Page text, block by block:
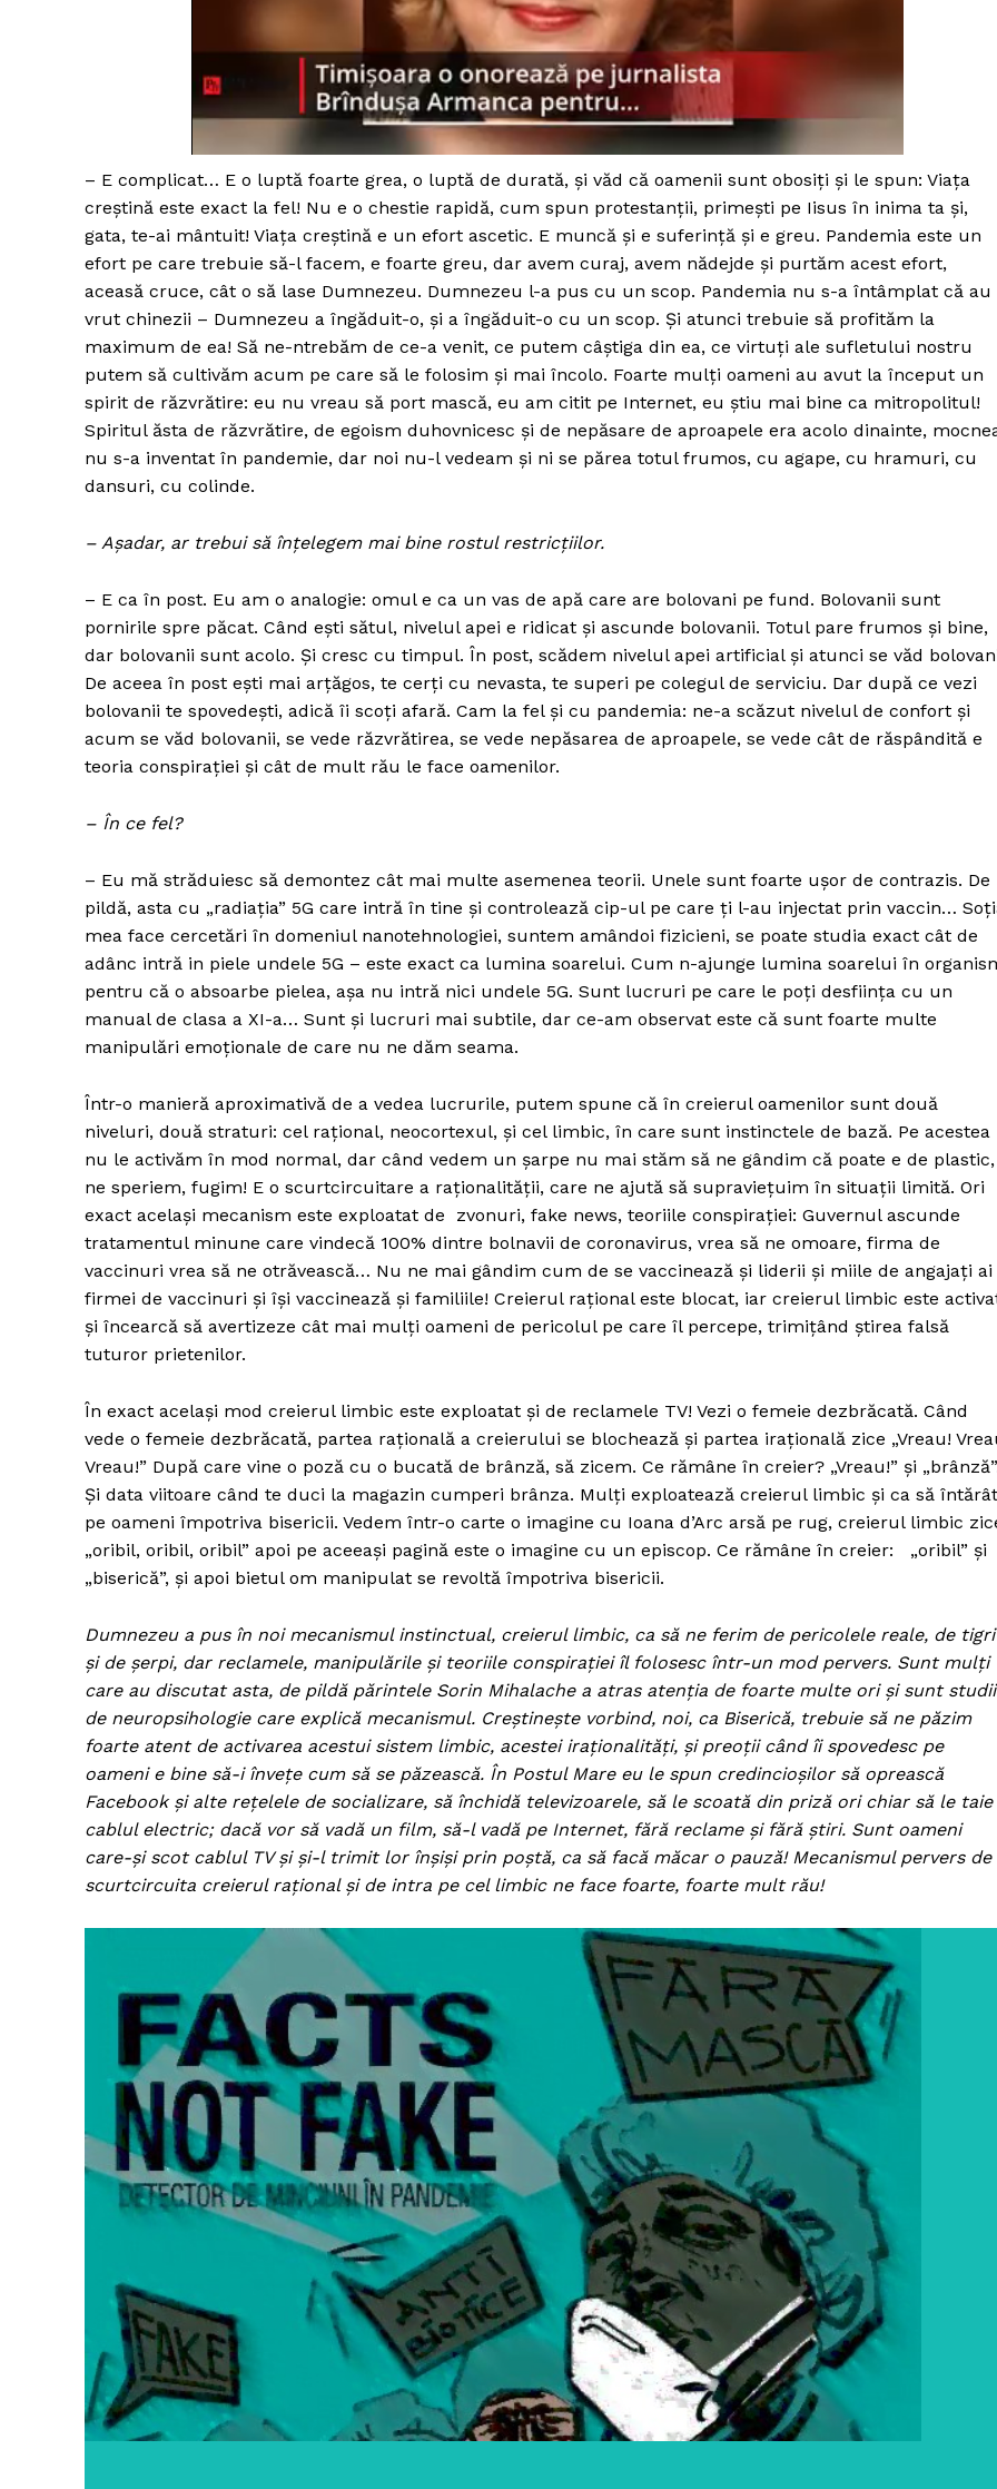
Un proiect
FREEDOM HOUSE
ROMÂNIA
PRESShub
Despre noi / Echipa
Proiecte editoriale
– E complicat… E o luptă foarte grea, o luptă de durată, și văd că oamenii sunt obosiți și le spun: Viața
creștină este exact la fel! Nu e o chestie rapidă, cum spun protestanții, primești pe Iisus în inima ta și,
gata, te-ai mântuit! Viața creștină e un efort ascetic. E muncă și e suferință și e greu. Pandemia este un
efort pe care trebuie să-l facem, e foarte greu, dar avem curaj, avem nădejde și purtăm acest efort,
aceasă cruce, cât o să lase Dumnezeu. Dumnezeu l-a pus cu un scop. Pandemia nu s-a întâmplat că au
vrut chinezii – Dumnezeu a îngăduit-o, și a îngăduit-o cu un scop. Și atunci trebuie să profităm la
maximum de ea! Să ne-ntrebăm de ce-a venit, ce putem câștiga din ea, ce virtuți ale sufletului nostru
putem să cultivăm acum pe care să le folosim și mai încolo. Foarte mulți oameni au avut la început un
spirit de răzvrătire: eu nu vreau să port mască, eu am citit pe Internet, eu știu mai bine ca mitropolitul!
Spiritul ăsta de răzvrătire, de egoism duhovnicesc și de nepăsare de aproapele era acolo dinainte,
nu s-a inventat în pandemie, dar noi nu-l vedeam și ni se părea totul frumos, cu agape, cu hramuri, cu
dansuri, cu colinde.
– Așadar, ar trebui să înțelegem mai bine rostul restricțiilor.
– E ca în post. Eu am o analogie: omul e ca un vas de apă care are bolovani pe fund. Bolovanii sunt
pornirile spre păcat. Când ești sătul, nivelul apei e ridicat și ascunde bolovanii. Totul pare frumos și bine,
dar bolovanii sunt acolo. Și cresc cu timpul. În post, scădem nivelul apei artificial și atunci se văd
De aceea în post ești mai arțăgos, te cerți cu nevasta, te superi pe colegul de serviciu. Dar după ce vezi
bolovanii te spovedești, adică îi scoți afară. Cam la fel și cu pandemia: ne-a scăzut nivelul de confort și
acum se văd bolovanii, se vede răzvrătirea, se vede nepăsarea de aproapele, se vede cât de răspândită e
teoria conspirației și cât de mult rău le face oamenilor.
– În ce fel?
– Eu mă străduiesc să demontez cât mai multe asemenea teorii. Unele sunt foarte ușor de contrazis. De
pildă, asta cu „radiația” 5G care intră în tine și controlează cip-ul pe care ți l-au injectat prin vaccin…
mea face cercetări în domeniul nanotehnologiei, suntem amândoi fizicieni, se poate studia exact cât de
adânc intră in piele undele 5G – este exact ca lumina soarelui. Cum n-ajunge lumina soarelui în
pentru că o absoarbe pielea, așa nu intră nici undele 5G. Sunt lucruri pe care le poți desființa cu un
manual de clasa a XI-a… Sunt și lucruri mai subtile, dar ce-am observat este că sunt foarte multe
manipulări emoționale de care nu ne dăm seama.
Într-o manieră aproximativă de a vedea lucrurile, putem spune că în creierul oamenilor sunt două
niveluri, două straturi: cel rațional, neocortexul, și cel limbic, în care sunt instinctele de bază. Pe acestea
nu le activăm în mod normal, dar când vedem un șarpe nu mai stăm să ne gândim că poate e de plastic,
ne speriem, fugim! E o scurtcircuitare a raționalității, care ne ajută să supraviețuim în situații limită. Ori
exact același mecanism este exploatat de zvonuri, fake news, teoriile conspirației: Guvernul ascunde
tratamentul minune care vindecă 100% dintre bolnavii de coronavirus, vrea să ne omoare, firma de
vaccinuri vrea să ne otrăvească… Nu ne mai gândim cum de se vaccinează și liderii și miile de angajați ai
firmei de vaccinuri și își vaccinează și familiile! Creierul rațional este blocat, iar creierul limbic este
și încearcă să avertizeze cât mai mulți oameni de pericolul pe care îl percepe, trimițând știrea falsă
tuturor prietenilor.
În exact același mod creierul limbic este exploatat și de reclamele TV! Vezi o femeie dezbrăcată. Când
vede o femeie dezbrăcată, partea rațională a creierului se blochează și partea irațională zice „Vreau!
Vreau!” După care vine o poză cu o bucată de brânză, să zicem. Ce rămâne în creier? „Vreau!” și
Și data viitoare când te duci la magazin cumperi brânza. Mulți exploatează creierul limbic și ca să
pe oameni împotriva bisericii. Vedem într-o carte o imagine cu Ioana d’Arc arsă pe rug, creierul limbic
„oribil, oribil, oribil” apoi pe aceeași pagină este o imagine cu un episcop. Ce rămâne în creier: „oribil” și
„biserică”, și apoi bietul om manipulat se revoltă împotriva bisericii.
Dumnezeu a pus în noi mecanismul instinctual, creierul limbic, ca să ne ferim de pericolele reale, de tigri
şi de şerpi, dar reclamele, manipulările şi teoriile conspiraţiei îl folosesc într-un mod pervers. Sunt mulți
care au discutat asta, de pildă părintele Sorin Mihalache a atras atenția de foarte multe ori și sunt studii
de neuropsihologie care explică mecanismul. Creștinește vorbind, noi, ca Biserică, trebuie să ne păzim
foarte atent de activarea acestui sistem limbic, acestei iraționalități, și preoții când îi spovedesc pe
oameni e bine să-i învețe cum să se păzească. În Postul Mare eu le spun credincioșilor să oprească
Facebook și alte rețelele de socializare, să închidă televizoarele, să le scoată din priză ori chiar să le taie
cablul electric; dacă vor să vadă un film, să-l vadă pe Internet, fără reclame și fără știri. Sunt oameni
care-și scot cablul TV și și-l trimit lor înșiși prin poștă, ca să facă măcar o pauză! Mecanismul pervers de
scurtcircuita creierul rațional și de intra pe cel limbic ne face foarte, foarte mult rău!